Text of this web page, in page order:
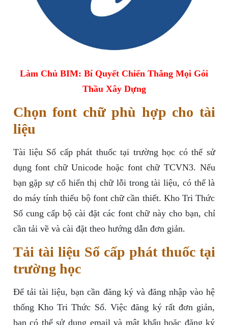
Làm Chủ BIM: Bí Quyết Chiến Thắng Mọi Gói
Thầu Xây Dựng
Chọn font chữ phù hợp cho tài
liệu
Tài liệu Sổ cấp phát thuốc tại trường học có thể sử
dụng font chữ Unicode hoặc font chữ TCVN3. Nếu
bạn gặp sự cố hiển thị chữ lỗi trong tài liệu, có thể là
do máy tính thiếu bộ font chữ cần thiết. Kho Tri Thức
Số cung cấp bộ cài đặt các font chữ này cho bạn, chỉ
cần tải về và cài đặt theo hướng dẫn đơn giản.
Tải tài liệu Sổ cấp phát thuốc tại
trường học
Để tải tài liệu, bạn cần đăng ký và đăng nhập vào hệ
thống Kho Tri Thức Số. Việc đăng ký rất đơn giản,
bạn có thể sử dụng email và mật khẩu hoặc đăng ký